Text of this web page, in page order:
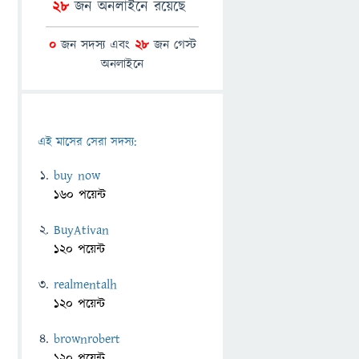
28জন অনলাইনে রয়েছে
0জন সদস্য এবং 28জন গেস্ট
অনলাইনে
এই মাসের সেরা সদস্য:
buy now
160 পয়েন্ট
BuyAtivan
120 পয়েন্ট
realmentalh
120 পয়েন্ট
brownrobert